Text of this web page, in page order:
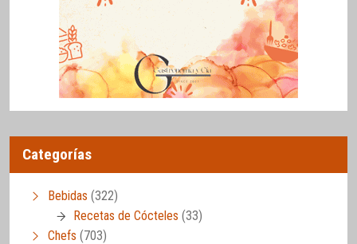
Categorías
Bebidas (322)
Recetas de Cócteles (33)
Chefs (703)